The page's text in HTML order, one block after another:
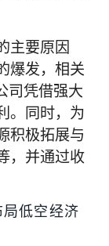
主要原因
爆发，相关
司凭借强大
。同时，为
积极拓展与
，并通过收
低空经济